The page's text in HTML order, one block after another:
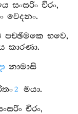
සංසරිං චිරං,
වෙදනං.
පච‍්ඡිමකෙ භවෙ,
කාරණා.
නාමාසි
2 මයා.
චිරං,